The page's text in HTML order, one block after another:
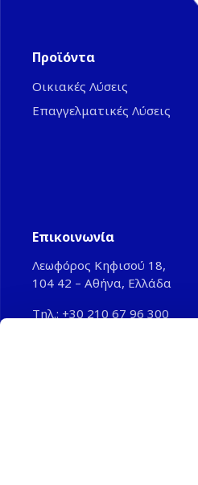
Προϊόντα
Οικιακές Λύσεις
Επαγγελματικές Λύσεις
Επικοινωνία
Λεωφόρος Κηφισού 18,
104 42 – Αθήνα, Ελλάδα
Τηλ.: +30 210 67 96 300
© 2026 ΑΗΙ
Αρ.Γ.Ε.ΜΗ: